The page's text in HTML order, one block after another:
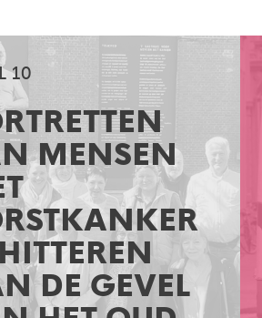
10
MENSEN
DE GEVEL